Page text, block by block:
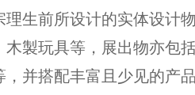
理生前所设计的实体设计
木製玩具等，展出物亦包
，并搭配丰富且少见的产